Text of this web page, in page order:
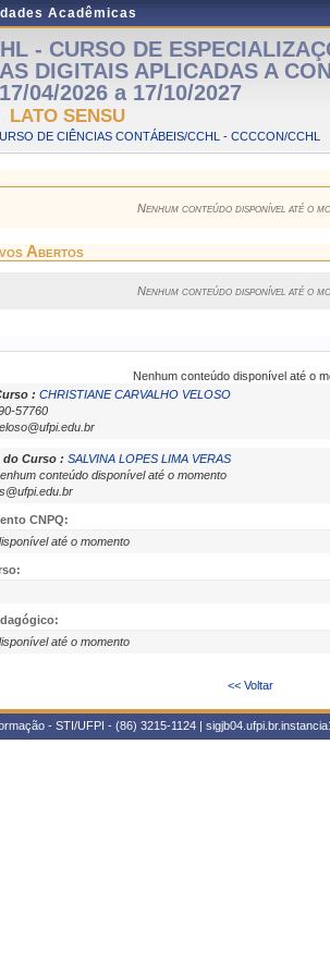
Acadêmicas
- CURSO DE
DIGITAIS APLICADAS A
04/2026 a 17/10/2027
SENSU
DE CIÊNCIAS CONTÁBEIS/CCHL - CCCCON/CCHL
Nenhum conteúdo disponível até o
Abertos
Nenhum conteúdo disponível até o
Nenhum conteúdo disponível até o
: CHRISTIANE CARVALHO VELOSO
57760
do Curso : SALVINA LOPES LIMA VERAS
conteúdo disponível até o momento
CNPQ:
até o momento
até o momento
<< Voltar
- STI/UFPI - (86) 3215-1124 |